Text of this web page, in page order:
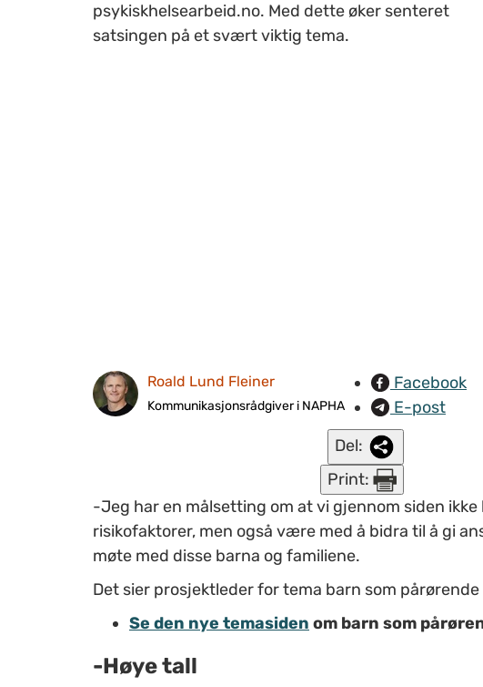
psykiskhelsearbeid.no. Med dette øker senteret
satsingen på et svært viktig tema.
Roald Lund Fleiner
Kommunikasjonsrådgiver i NAPHA
Facebook
E-post
Del:
Print:
-Jeg har en målsetting om at vi gjennom siden
risikofaktorer, men også være med å bidra til å gi
møte med disse barna og familiene.
Det sier prosjektleder for tema barn som pårørende
Se den nye temasiden om barn som
-Høye tall